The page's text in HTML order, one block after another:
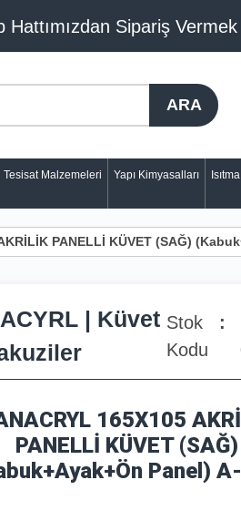
Hattımızdan Sipariş Vermek
ARA
Tesisat Malzemeleri Yapı Kimyasalları
PANELLİ KÜVET (SAĞ)
| Küvet Stok
Kodu
165X105
PANELLİ KÜVET (SAĞ)
Panel)